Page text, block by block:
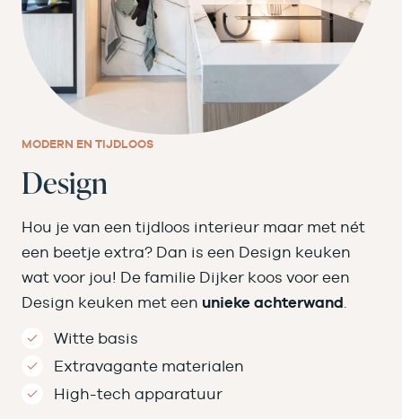
MODERN EN TIJDLOOS
Design
Hou je van een tijdloos interieur maar met nét
een beetje extra? Dan is een Design keuken
wat voor jou! De familie Dijker koos voor een
Design keuken met een unieke achterwand
Witte basis
Extravagante materialen
High-tech apparatuur